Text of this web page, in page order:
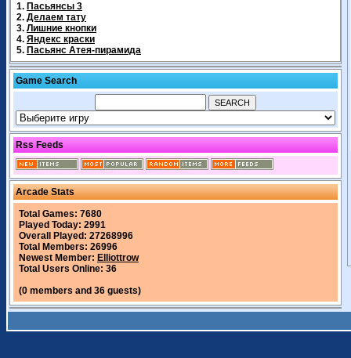
1. Пасьянсы 3
2. Делаем тату
3. Лишние кнопки
4. Яндекс краски
5. Пасьянс Атея-пирамида
Game Search
Rss Feeds
Arcade Stats
Total Games: 7680
Played Today: 2991
Overall Played: 27268996
Total Members: 26996
Newest Member: Elliottrow
Total Users Online: 36
(0 members and 36 guests)